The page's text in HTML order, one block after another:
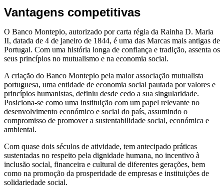
Vantagens competitivas
O Banco Montepio, autorizado por carta régia da Rainha D. Maria
II, datada de 4 de janeiro de 1844, é uma das Marcas mais antigas de
Portugal. Com uma história longa de confiança e tradição, assenta os
seus princípios no mutualismo e na economia social.
A criação do Banco Montepio pela maior associação mutualista
portuguesa, uma entidade de economia social pautada por valores e
princípios humanistas, definiu desde cedo a sua singularidade.
Posiciona-se como uma instituição com um papel relevante no
desenvolvimento económico e social do país, assumindo o
compromisso de promover a sustentabilidade social, económica e
ambiental.
Com quase dois séculos de atividade, tem antecipado práticas
sustentadas no respeito pela dignidade humana, no incentivo à
inclusão social, financeira e cultural de diferentes gerações, bem
como na promoção da prosperidade de empresas e instituições de
solidariedade social.